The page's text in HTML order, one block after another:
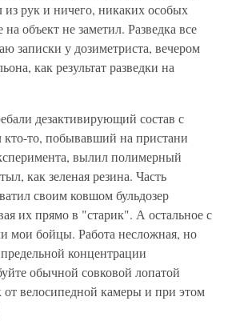
рук и ничего, никаких особых
объект не заметил. Разведка все
записки у дозиметриста, вечером
как результат разведки на
дезактивирующий состав с
то, побывавший на пристани
вылил полимерный
как зеленая резина. Часть
своим ковшом бульдозер
их прямо в "старик". А остальное с
мои бойцы. Работа несложная, но
концентрации
обычной совковой лопатой
от велосипедной камеры и при этом